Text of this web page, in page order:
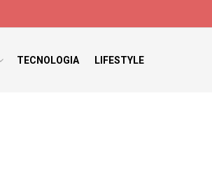
TECNOLOGIA LIFESTYLE